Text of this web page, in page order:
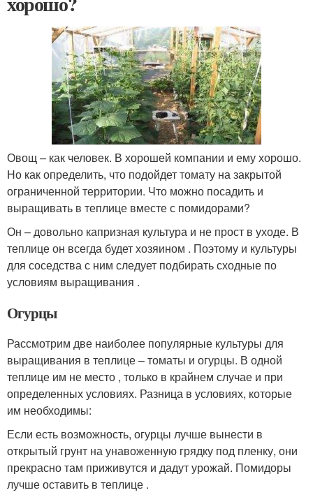
Овощ – как человек. В хорошей компании и ему хорошо.
Но как определить, что подойдет томату на закрытой
ограниченной территории. Что можно посадить и
выращивать в теплице вместе с помидорами?
Он – довольно капризная культура и не прост в уходе. В
теплице он всегда будет хозяином . Поэтому и культуры
для соседства с ним следует подбирать сходные по
условиям выращивания .
Огурцы
Рассмотрим две наиболее популярные культуры для
выращивания в теплице – томаты и огурцы. В одной
теплице им не место , только в крайнем случае и при
определенных условиях. Разница в условиях, которые
им необходимы:
Если есть возможность, огурцы лучше вынести в
открытый грунт на унавоженную грядку под пленку, они
прекрасно там приживутся и дадут урожай. Помидоры
лучше оставить в теплице .